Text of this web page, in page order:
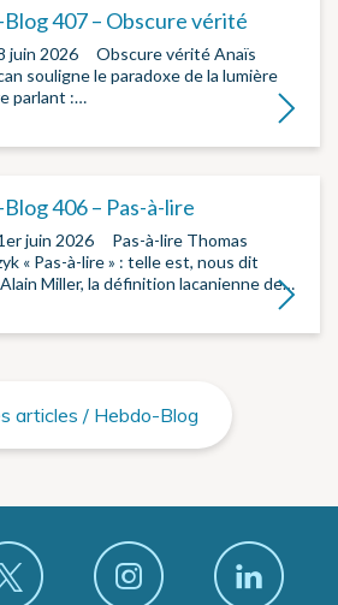
407 – Obscure vérité
juin 2026 ­ ­ Obscure vérité Anaïs
souligne le paradoxe de la lumière
parlant :…
Lire la
406 – Pas-à-lire
juin 2026 ­ ­ Pas-à-lire Thomas
« Pas-à-lire » : telle est, nous dit
Miller, la définition lacanienne de…
Lire la
articles / Hebdo-Blog